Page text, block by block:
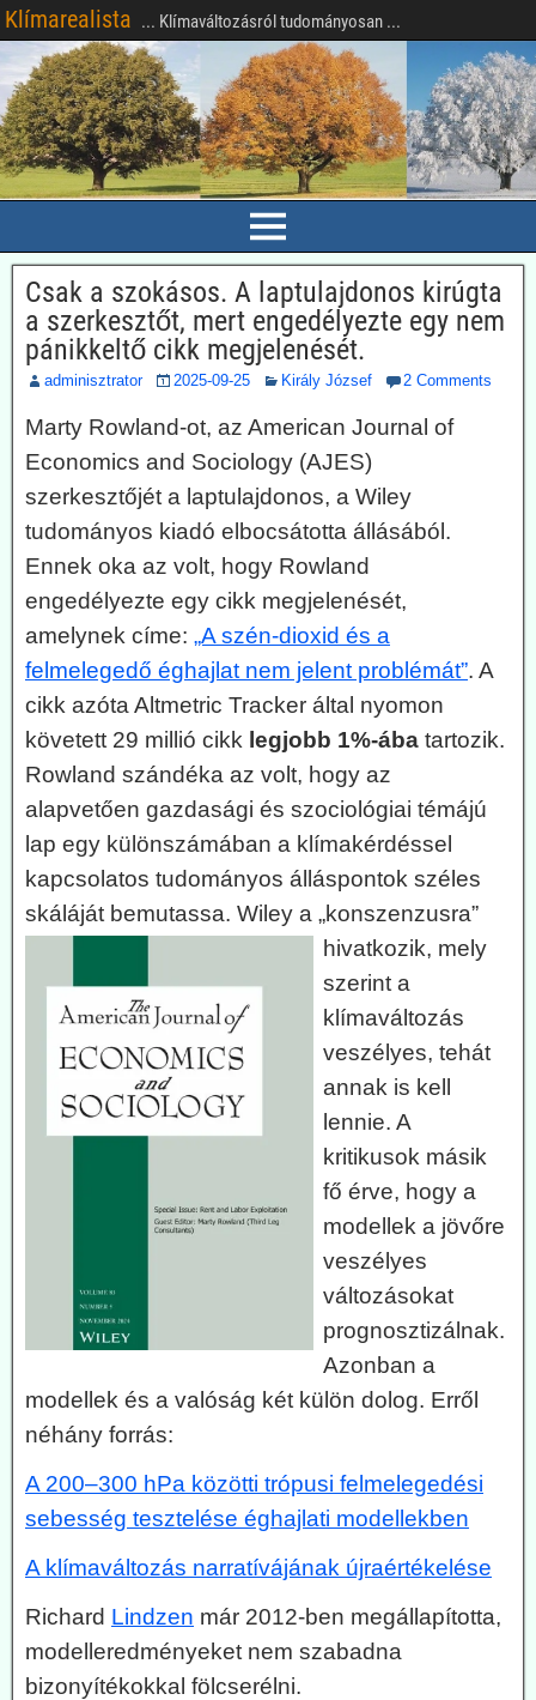
Klímarealista ... Klímaváltozásról tudományosan ...
Csak a szokásos. A laptulajdonos kirúgta
a szerkesztőt, mert engedélyezte egy nem
pánikkeltő cikk megjelenését.
adminisztrator 2025-09-25 Király József 2 Comments
Marty Rowland-ot, az American Journal of
Economics and Sociology (AJES)
szerkesztőjét a laptulajdonos, a Wiley
tudományos kiadó elbocsátotta állásából.
Ennek oka az volt, hogy Rowland
engedélyezte egy cikk megjelenését,
amelynek címe: „A szén-dioxid és a
felmelegedő éghajlat nem jelent problémát”. A
cikk azóta Altmetric Tracker által nyomon
követett 29 millió cikk legjobb 1%-ába tartozik.
Rowland szándéka az volt, hogy az
alapvetően gazdasági és szociológiai témájú
lap egy különszámában a klímakérdéssel
kapcsolatos tudományos álláspontok széles
skáláját bemutassa. Wiley a „konszenzusra”
hivatkozik, mely
szerint a
klímaváltozás
veszélyes, tehát
annak is kell
lennie. A
kritikusok másik
fő érve, hogy a
modellek a jövőre
veszélyes
változásokat
prognosztizálnak.
Azonban a
modellek és a valóság két külön dolog. Erről
néhány forrás:
A 200–300 hPa közötti trópusi felmelegedési
sebesség tesztelése éghajlati modellekben
A klímaváltozás narratívájának újraértékelése
Richard Lindzen már 2012-ben megállapította,
modelleredményeket nem szabadna
bizonyítékokkal fölcserélni.